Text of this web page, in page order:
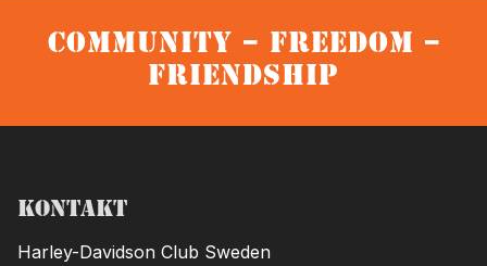
Community – Freedom –
Friendship
Kontakt
Harley-Davidson Club Sweden